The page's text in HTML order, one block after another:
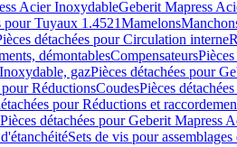
Acier InoxydableGeberit Mapress
pour Tuyaux 1.4521Mamelons
détachées pour Circulation interne
démontablesCompensateurs
gazPièces détachées pour
pour RéductionsCoudesPièces
pour Réductions et
Pièces détachées pour Geberit Mapress
Sets de vis pour assemblages